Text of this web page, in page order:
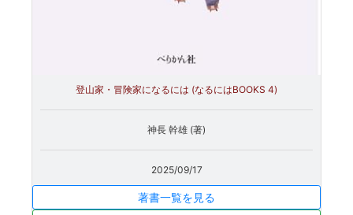
登山家・冒険家になるには (なるにはBOOKS 4)
神長 幹雄 (著)
2025/09/17
著書一覧を見る